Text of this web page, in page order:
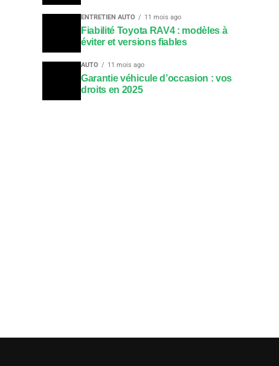
ENTRETIEN AUTO 11 mois ago
Fiabilité Toyota RAV4 : modèles à
éviter et versions fiables
AUTO 11 mois ago
Garantie véhicule d’occasion : vos
droits en 2025